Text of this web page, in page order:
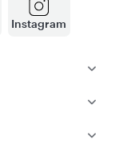
Instagram